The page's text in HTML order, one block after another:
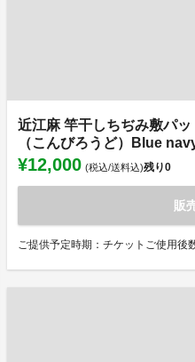
近江麻 竿干しちぢみ敷パ
（こんびろうど）Blue
¥12,000 (税込/送料込)残り0
販
ご提供予定時期：チケットご使用後